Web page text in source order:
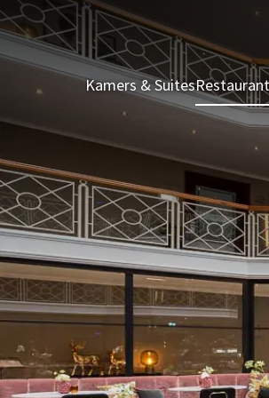
Kamers & SuitesRestaurant